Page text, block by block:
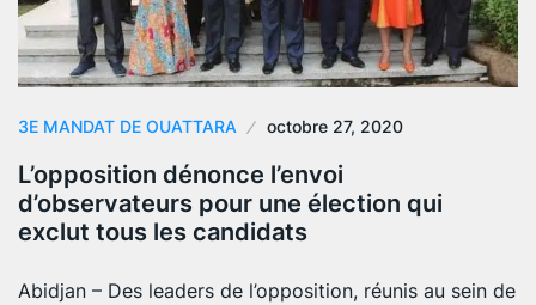
3E MANDAT DE OUATTARA octobre 27, 2020
L’opposition dénonce l’envoi
d’observateurs pour une élection qui
exclut tous les candidats
Abidjan – Des leaders de l’opposition, réunis au sein de